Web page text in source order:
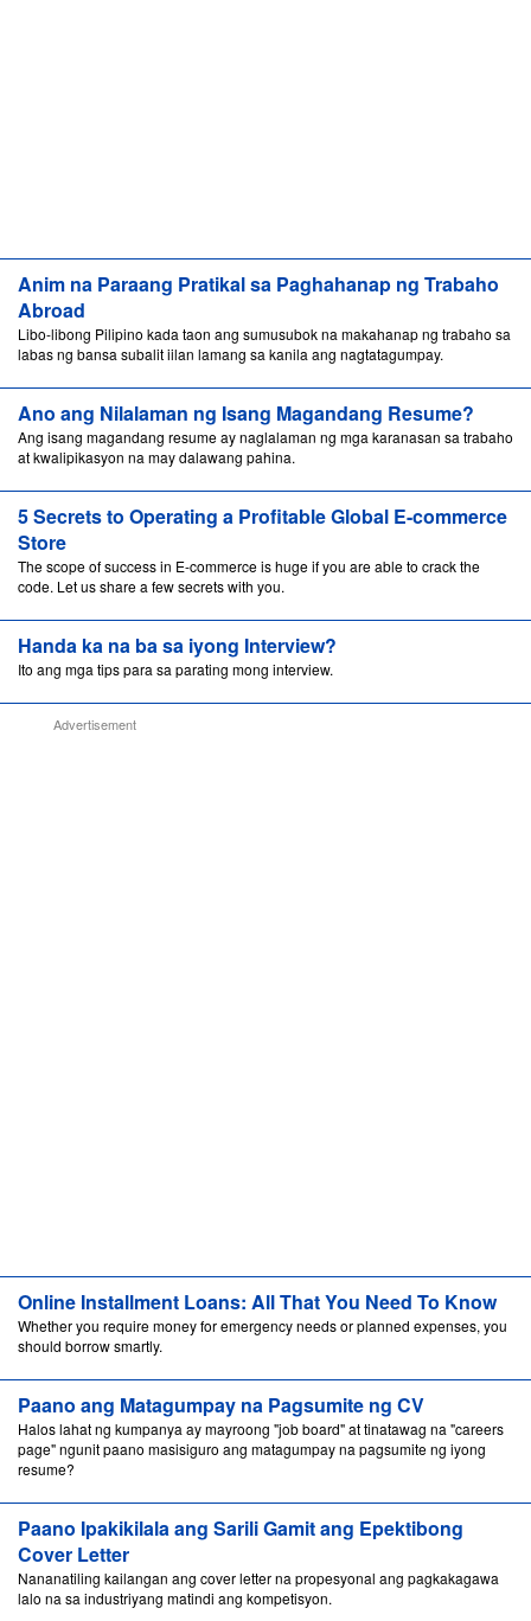
Anim na Paraang Pratikal sa Paghahanap ng Trabaho
Abroad
Libo-libong Pilipino kada taon ang sumusubok na makahanap ng trabaho sa
labas ng bansa subalit iilan lamang sa kanila ang nagtatagumpay.
Ano ang Nilalaman ng Isang Magandang Resume?
Ang isang magandang resume ay naglalaman ng mga karanasan sa trabaho
at kwalipikasyon na may dalawang pahina.
5 Secrets to Operating a Profitable Global E-commerce
Store
The scope of success in E-commerce is huge if you are able to crack the
code. Let us share a few secrets with you.
Handa ka na ba sa iyong Interview?
Ito ang mga tips para sa parating mong interview.
Advertisement
Online Installment Loans: All That You Need To Know
Whether you require money for emergency needs or planned expenses, you
should borrow smartly.
Paano ang Matagumpay na Pagsumite ng CV
Halos lahat ng kumpanya ay mayroong "job board" at tinatawag na "careers
page" ngunit paano masisiguro ang matagumpay na pagsumite ng iyong
resume?
Paano Ipakikilala ang Sarili Gamit ang Epektibong
Cover Letter
Nananatiling kailangan ang cover letter na propesyonal ang pagkakagawa
lalo na sa industriyang matindi ang kompetisyon.